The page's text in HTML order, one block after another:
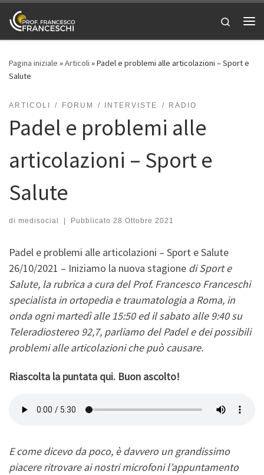
Passa al contenuto
Search
Pagina iniziale »Articoli »Padel e problemi alle articolazioni – Sport e
Salute
ARTICOLI FORUM INTERVISTE RADIO
Padel e problemi alle
articolazioni – Sport e
Salute
di medisocial | Pubblicato 28 Ottobre 2021
Padel e problemi alle articolazioni – Sport e Salute
26/10/2021 – Iniziamo la nuova stagione di Sport e
Salute, la rubrica a cura del Prof. Francesco Franceschi
specialista in ortopedia e traumatologia a Roma, in
onda ogni martedì alle 15:50 ed il sabato alle 9:40 su
Teleradiostereo 92,7, parliamodel Padel e dei possibili
problemi alle articolazioni che può causare.
Riascolta la puntata qui. Buon ascolto!
E come dicevo da poco, è davvero un grandissimo
piacere ritrovare ai nostri microfoni l’appuntamento